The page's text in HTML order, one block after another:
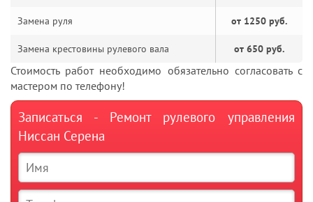
Замена руля от 1250 руб.
Замена крестовины рулевого вала от 650 руб.
Стоимость работ необходимо обязательно согласовать с
мастером по телефону!
Записаться - Ремонт рулевого управления
Ниссан Серена